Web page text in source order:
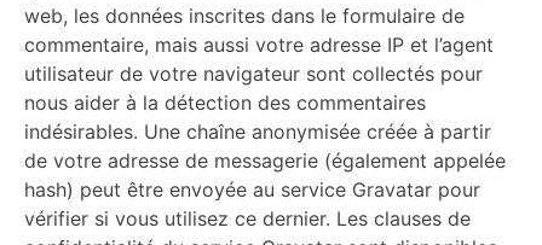
web, les données inscrites dans le formulaire de
commentaire, mais aussi votre adresse IP et l’agent
utilisateur de votre navigateur sont collectés pour
nous aider à la détection des commentaires
indésirables. Une chaîne anonymisée créée à partir
de votre adresse de messagerie (également appelée
hash) peut être envoyée au service Gravatar pour
vérifier si vous utilisez ce dernier. Les clauses de